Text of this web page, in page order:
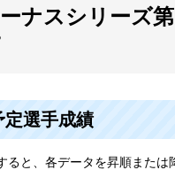
・前検タイムランキング
ナスシリーズ
定選手成績
ると、各データを昇順または